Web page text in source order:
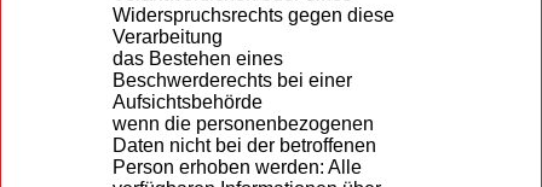
Widerspruchsrechts gegen diese
Verarbeitung
das Bestehen eines
Beschwerderechts bei einer
Aufsichtsbehörde
wenn die personenbezogenen
Daten nicht bei der betroffenen
Person erhoben werden: Alle